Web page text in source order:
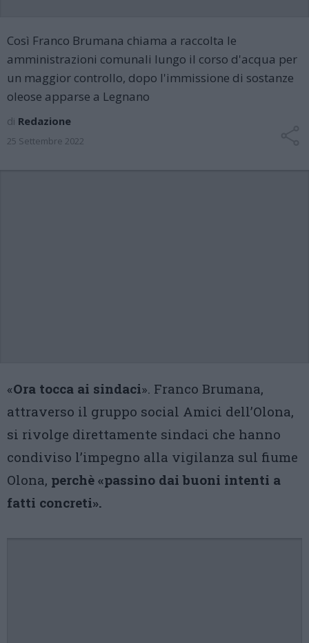
Così Franco Brumana chiama a raccolta le
amministrazioni comunali lungo il corso d'acqua per
un maggior controllo, dopo l'immissione di sostanze
oleose apparse a Legnano
di Redazione
25 Settembre 2022
«Ora tocca ai sindaci». Franco Brumana,
attraverso il gruppo social Amici dell’Olona,
si rivolge direttamente sindaci che hanno
condiviso l’impegno alla vigilanza sul fiume
Olona, perchè «passino dai buoni intenti a
fatti concreti».